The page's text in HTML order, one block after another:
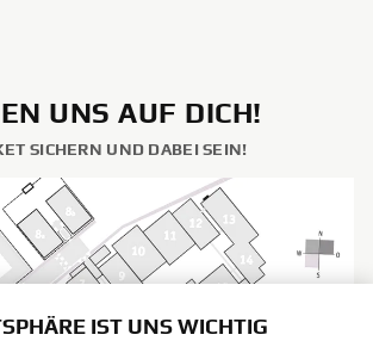
UNS AUF DICH!
SICHERN UND DABEI SEIN!
IST UNS WICHTIG